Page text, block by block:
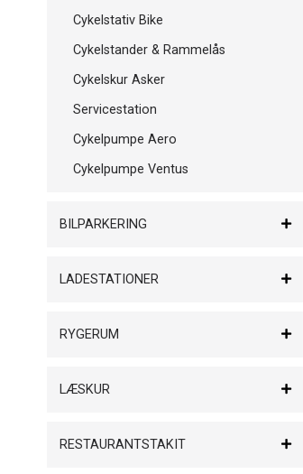
Cykelstativ Bike
Cykelstander & Rammelås
Cykelskur Asker
Servicestation
Cykelpumpe Aero
Cykelpumpe Ventus
BILPARKERING
LADESTATIONER
RYGERUM
LÆSKUR
RESTAURANTSTAKIT